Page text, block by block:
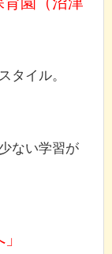
タイル。
ない学習が